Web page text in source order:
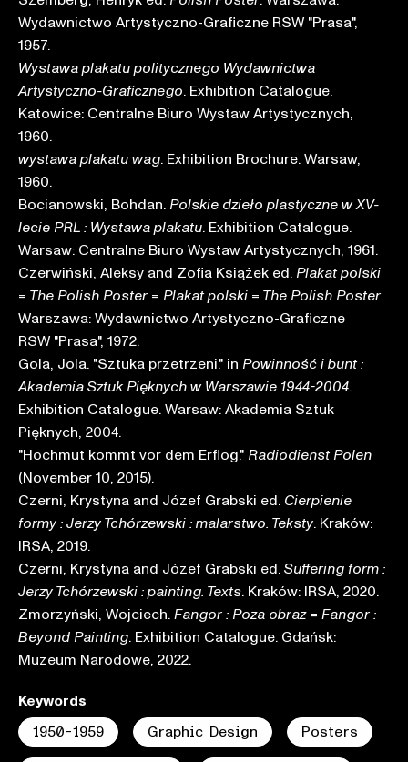
Keywords
1950-1959 Graphic Design Posters
Wydawnictwo Artystyczno-Graficzne RSW "Prasa",
1957.
Wystawa plakatu politycznego Wydawnictwa
Artystyczno-Graficznego. Exhibition Catalogue.
Katowice: Centralne Biuro Wystaw Artystycznych,
1960.
wystawa plakatu wag. Exhibition Brochure. Warsaw,
1960.
Bocianowski, Bohdan. Polskie dzieło plastyczne w XV-
lecie PRL : Wystawa plakatu. Exhibition Catalogue.
Warsaw: Centralne Biuro Wystaw Artystycznych, 1961.
Czerwiński, Aleksy and Zofia Książek ed. Plakat polski
= The Polish Poster= Plakat polski = The Polish Poster.
Warszawa: Wydawnictwo Artystyczno-Graficzne
RSW "Prasa", 1972.
Gola, Jola. "Sztuka przetrzeni." in Powinność i bunt :
Akademia Sztuk Pięknych w Warszawie 1944-2004.
Exhibition Catalogue. Warsaw: Akademia Sztuk
Pięknych, 2004.
"Hochmut kommt vor dem Erflog." Radiodienst Polen
(November 10, 2015).
Czerni, Krystyna and Józef Grabski ed. Cierpienie
formy : Jerzy Tchórzewski : malarstwo. Teksty. Kraków:
IRSA, 2019.
Czerni, Krystyna and Józef Grabski ed. Suffering form :
Jerzy Tchórzewski : painting. Texts. Kraków: IRSA, 2020.
Zmorzyński, Wojciech. Fangor : Poza obraz= Fangor :
Beyond Painting. Exhibition Catalogue. Gdańsk:
Muzeum Narodowe, 2022.